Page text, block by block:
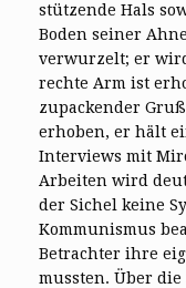
stützende Hals
Boden seiner
verwurzelt; er
rechte Arm ist
zupackender
erhoben, er hält
Interviews mit
Arbeiten wird
der Sichel keine
Kommunismus
Betrachter ihre
mussten. Über die